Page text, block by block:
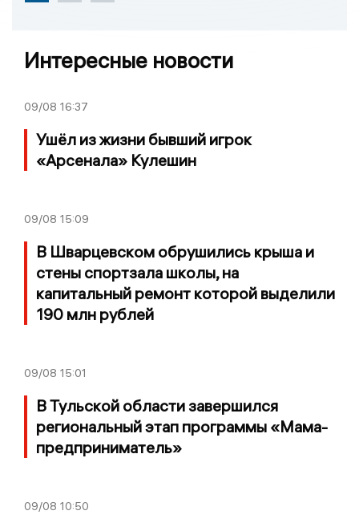
Интересные новости
09/08 16:37
Ушёл из жизни бывший игрок
«Арсенала» Кулешин
09/08 15:09
В Шварцевском обрушились крыша и
стены спортзала школы, на
капитальный ремонт которой выделили
190 млн рублей
09/08 15:01
В Тульской области завершился
региональный этап программы «Мама-
предприниматель»
09/08 10:50